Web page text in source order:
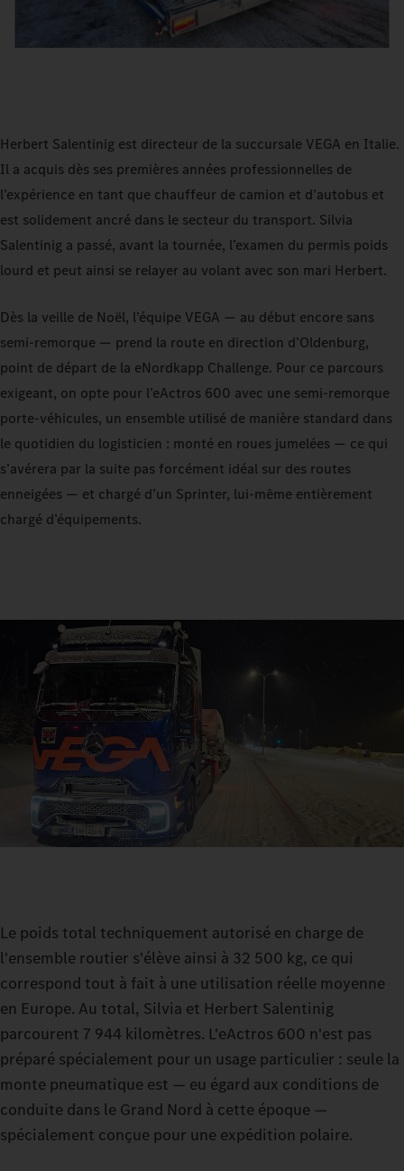
Herbert Salentinig est directeur de la succursale VEGA en Italie.
Il a acquis dès ses premières années professionnelles de
l’expérience en tant que chauffeur de camion et d’autobus et
est solidement ancré dans le secteur du transport. Silvia
Salentinig a passé, avant la tournée, l’examen du permis poids
lourd et peut ainsi se relayer au volant avec son mari Herbert.
Dès la veille de Noël, l’équipe VEGA — au début encore sans
semi‑remorque — prend la route en direction d’Oldenburg,
point de départ de la eNordkapp Challenge. Pour ce parcours
exigeant, on opte pour l’eActros 600 avec une semi‑remorque
porte‑véhicules, un ensemble utilisé de manière standard dans
le quotidien du logisticien : monté en roues jumelées — ce qui
s’avérera par la suite pas forcément idéal sur des routes
enneigées — et chargé d’un Sprinter, lui‑même entièrement
chargé d’équipements.
Le poids total techniquement autorisé en charge de
l'ensemble routier s'élève ainsi à 32 500 kg, ce qui
correspond tout à fait à une utilisation réelle moyenne
en Europe. Au total, Silvia et Herbert Salentinig
parcourent 7 944 kilomètres. L'eActros 600 n'est pas
préparé spécialement pour un usage particulier : seule la
monte pneumatique est — eu égard aux conditions de
conduite dans le Grand Nord à cette époque —
spécialement conçue pour une expédition polaire.